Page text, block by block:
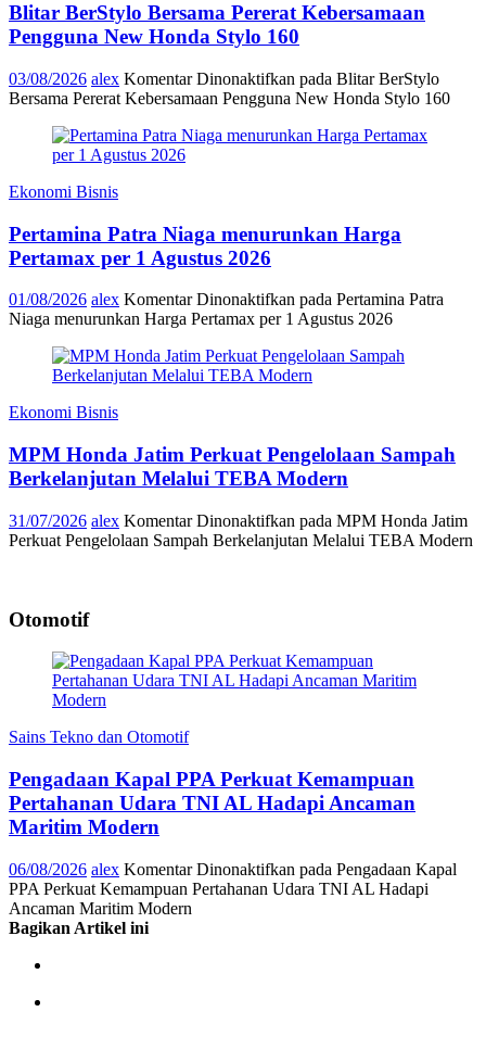
Blitar BerStylo Bersama Pererat Kebersamaan
Pengguna New Honda Stylo 160
03/08/2026 alex Komentar Dinonaktifkan pada Blitar BerStylo
Bersama Pererat Kebersamaan Pengguna New Honda Stylo 160
Ekonomi Bisnis
Pertamina Patra Niaga menurunkan Harga
Pertamax per 1 Agustus 2026
01/08/2026 alex Komentar Dinonaktifkan pada Pertamina Patra
Niaga menurunkan Harga Pertamax per 1 Agustus 2026
Ekonomi Bisnis
MPM Honda Jatim Perkuat Pengelolaan Sampah
Berkelanjutan Melalui TEBA Modern
31/07/2026 alex Komentar Dinonaktifkan pada MPM Honda Jatim
Perkuat Pengelolaan Sampah Berkelanjutan Melalui TEBA Modern
Otomotif
Sains Tekno dan Otomotif
Pengadaan Kapal PPA Perkuat Kemampuan
Pertahanan Udara TNI AL Hadapi Ancaman
Maritim Modern
06/08/2026 alex Komentar Dinonaktifkan pada Pengadaan Kapal
PPA Perkuat Kemampuan Pertahanan Udara TNI AL Hadapi
Ancaman Maritim Modern
Bagikan Artikel ini